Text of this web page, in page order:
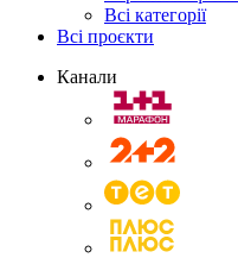
Всі категорії
Всі проєкти
Канали